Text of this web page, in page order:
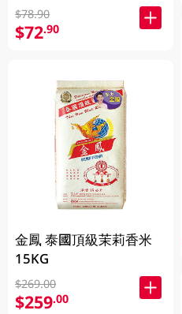
$78.90
$72.90
金鳳 泰國頂級茉莉香米
15KG
$269.00
$259.00